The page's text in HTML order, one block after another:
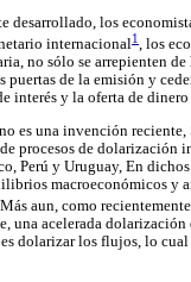
desarrollado, los
internacional1 , los
no sólo se arrepienten
de la emisión y
interés y la oferta de
es una invención
procesos de
Perú y Uruguay, En
macroeconómicos
aun, como
una acelerada
dolarizar los flujos, lo